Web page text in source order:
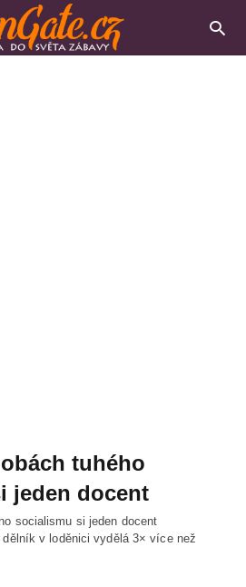
tuhého
jeden docent
socialismu si jeden docent
v loděnici vydělá 3× více než